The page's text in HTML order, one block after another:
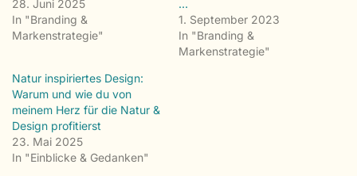
28. Juni 2025
In "Branding &
Markenstrategie"
…
1. September 2023
In "Branding &
Markenstrategie"
Natur inspiriertes Design:
Warum und wie du von
meinem Herz für die Natur &
Design profitierst
23. Mai 2025
In "Einblicke & Gedanken"